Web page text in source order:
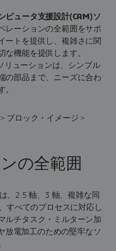
ピュータ支援設計(CAM)ソ
レーションの全範囲をサポ
ートを提供し、複雑さに関
な機能を提供します。
リューションは、シンプル
の部品まで、ニーズに合わ
。
の全範囲
、2.5 軸、3 軸、複雑な同
すべてのプロセスに対応し
ルチタスク・ミルターン加
放電加工のための堅牢なソ